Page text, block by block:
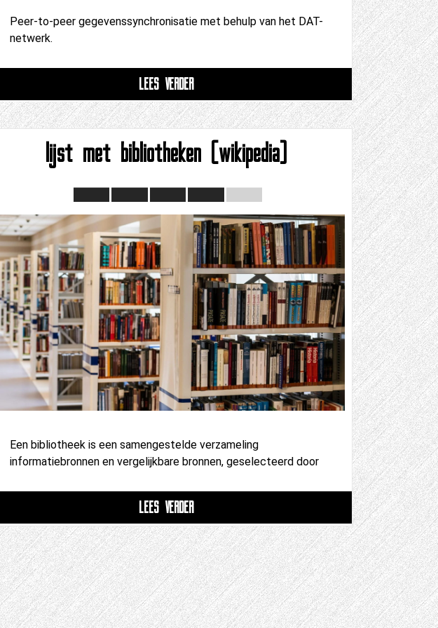
Peer-to-peer gegevenssynchronisatie met behulp van het DAT-
netwerk.
LEES VERDER
lijst met bibliotheken (wikipedia)
Een bibliotheek is een samengestelde verzameling
informatiebronnen en vergelijkbare bronnen, geselecteerd door
LEES VERDER